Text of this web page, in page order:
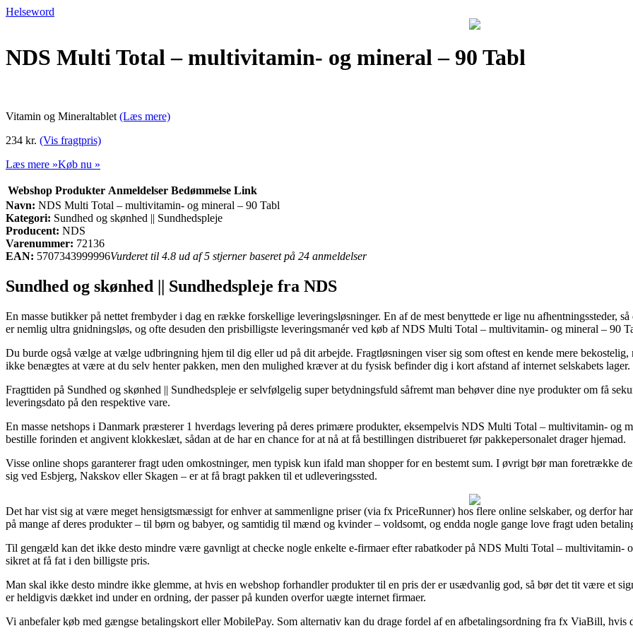
Helseword
NDS Multi Total – multivitamin- og mineral – 90 Tabl
Vitamin og Mineraltablet (Læs mere)
234 kr. (Vis fragtpris)
Læs mere »Køb nu »
Webshop Produkter Anmeldelser Bedømmelse Link
Navn: NDS Multi Total – multivitamin- og mineral – 90 Tabl
Kategori: Sundhed og skønhed || Sundhedspleje
Producent: NDS
Varenummer: 72136
EAN: 5707343999996Vurderet til 4.8 ud af 5 stjerner baseret på 24 anmeldelser
Sundhed og skønhed || Sundhedspleje fra NDS
En masse butikker på nettet frembyder i dag en række forskellige leveringsløsninger. En af de mest benyttede er lige nu afhentningssteder,
er nemlig ultra gnidningsløs, og ofte desuden den prisbilligste leveringsmanér ved køb af NDS Multi Total – multivitamin- og mineral – 90
Du burde også vælge at vælge udbringning hjem til dig eller ud på dit arbejde. Fragtløsningen viser sig som oftest en kende mere
ikke benægtes at være at du selv henter pakken, men den mulighed kræver at du fysisk befinder dig i kort afstand af internet selskabets lager.
Fragttiden på Sundhed og skønhed || Sundhedspleje er selvfølgelig super betydningsfuld såfremt man behøver dine nye produkter om få
leveringsdato på den respektive vare.
En masse netshops i Danmark præsterer 1 hverdags levering på deres primære produkter, eksempelvis NDS Multi Total – multivitamin- og
bestille forinden et angivent klokkeslæt, sådan at de har en chance for at nå at få bestillingen distribueret før pakkepersonalet drager hjemad.
Visse online shops garanterer fragt uden omkostninger, men typisk kun ifald man shopper for en bestemt sum. I øvrigt bør man foretrække
sig ved Esbjerg, Nakskov eller Skagen – er at få bragt pakken til et udleveringssted.
Det har vist sig at være meget hensigtsmæssigt for enhver at sammenligne priser (via fx PriceRunner) hos flere online selskaber, og derfor
på mange af deres produkter – til børn og babyer, og samtidig til mænd og kvinder – voldsomt, og endda nogle gange love fragt uden
Til gengæld kan det ikke desto mindre være gavnligt at checke nogle enkelte e-firmaer efter rabatkoder på NDS Multi Total – multivitamin-
sikret at få fat i den billigste pris.
Man skal ikke desto mindre ikke glemme, at hvis en webshop forhandler produkter til en pris der er usædvanlig god, så bør det tit være et
er heldigvis dækket ind under en ordning, der passer på kunden overfor uægte internet firmaer.
Vi anbefaler køb med gængse betalingskort eller MobilePay. Som alternativ kan du drage fordel af en afbetalingsordning fra fx ViaBill, hvis